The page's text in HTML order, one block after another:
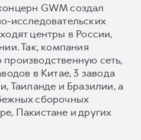
GWM создал
исследовательских
центры в России,
Так, компания
сеть,
в Китае, 3 завода
Таиланде и Бразилии, а
сборочных
Пакистане и других